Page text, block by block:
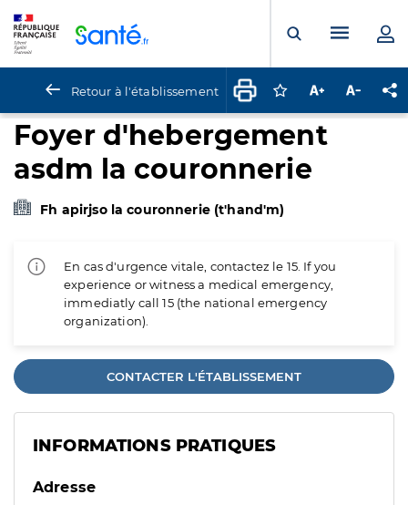
Ouvrir laMenu
Retour à l'établissement Connectez-vous
Augmenter la
Foyer d'hebergement
asdm la couronnerie
Fh apirjso la couronnerie (t'hand'm)
En cas d'urgence vitale, contactez le 15. If you
experience or witness a medical emergency,
immediatly call 15 (the national emergency
organization).
CONTACTER L'ÉTABLISSEMENT
INFORMATIONS PRATIQUES
Adresse